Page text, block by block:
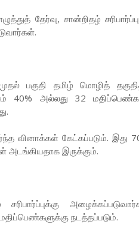
தேர்வு, சான்றிதழ்
பகுதி தமிழ் மொழித்
40% அல்லது 32
வினாக்கள் கேட்கப்படும். இது
அடங்கியதாக இருக்கும்.
நடத்தப்படும்.